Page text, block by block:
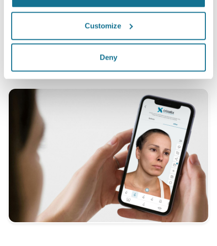
Customize
Deny
*Pesquisa Online realizada com pacientes que se submeteram
a uma cirurgia de aumento mamário entre Maio de 2010 e